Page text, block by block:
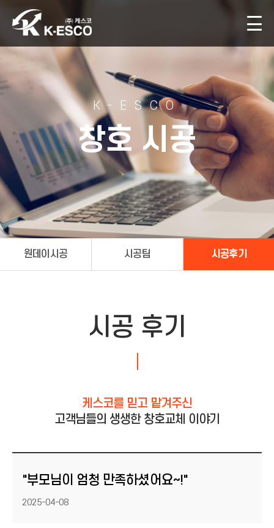
K-ESCO
창호 시공
원데이시공 시공팀 시공후기
시공 후기
케스코를 믿고 맡겨주신
고객님들의 생생한 창호교체 이야기
"부모님이 엄청 만족하셨어요~! "
등록일
2025-04-08